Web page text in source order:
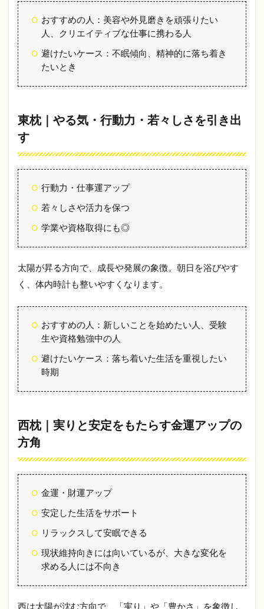
た
ワ
活
（裏
鬼
北東
（鬼
門）
北西
3.5
きと
され
る枕
の向
き
じゃ
な
い！
で見
たい
ポイ
ベッ
ドと
の位
おすすめの人：美容や外見磨きを頑張りたい
人、クリエイティブな仕事に携わる人
避けたいケース：不眠傾向、精神的に落ち着き
たいとき
東枕｜やる気・行動力・若々しさを引き出
す
行動力・仕事運アップ
若々しさや活力を保つ
学業や資格取得にも◎
太陽が昇る方向で、成長や発展の象徴。朝日を浴びやす
く、体内時計も整いやすくなります。
おすすめの人：新しいことを始めたい人、受験
生や資格勉強中の人
避けたいケース：落ち着いた生活を重視したい
時期
西枕｜実りと安定をもたらす金運アップの
方角
金運・財運アップ
安定した生活をサポート
リラックスして安眠できる
現状維持向きには向いているが、大きな変化を
求める人には不向き
西は太陽が沈む方向で、「実り」や「豊かさ」を象徴し